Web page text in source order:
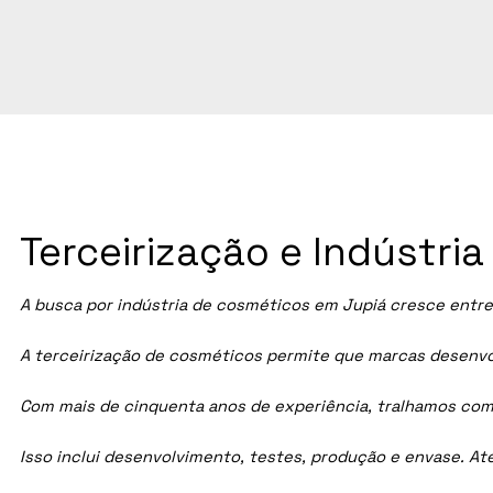
A busca por indústria de cosméticos em Jupiá cresce
A terceirização de cosméticos permite que marcas
Com mais de cinquenta anos de experiência, tralhamos
Isso inclui desenvolvimento, testes, produção e envase.
Terceirização e